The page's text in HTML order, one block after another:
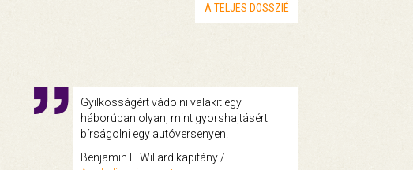
A TELJES DOSSZIÉ
Gyilkosságért vádolni valakit egy
háborúban olyan, mint gyorshajtásért
bírságolni egy autóversenyen.
Benjamin L. Willard kapitány /